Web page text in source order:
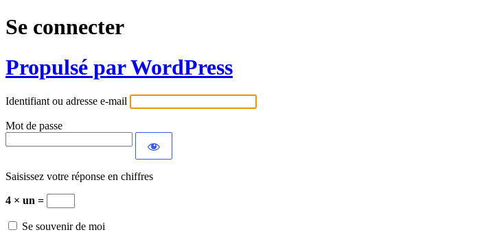
Se connecter
Propulsé par WordPress
Identifiant ou adresse e-mail
Mot de passe
Saisissez votre réponse en chiffres
4 × un =
Se souvenir de moi